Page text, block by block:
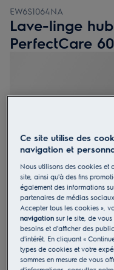
EW6S1064NA
Lave-linge
PerfectCare
Bénéfices
Gagnez de la place sans
lavage.
Éliminez 99,99 % des
Anti-Allergie.
SensiCare ajuste la durée
d’énergie.
Ce site utilise des
navigation et
Nous utilisons des cookies et
site, ainsi qu'à des fins
également des informations
partenaires de médias
Accepter tous les cookies »,
navigation sur le site, de
besoins et d'afficher des
d'intérêt. En cliquant «
types de cookies et votre
sommes en mesure de vous